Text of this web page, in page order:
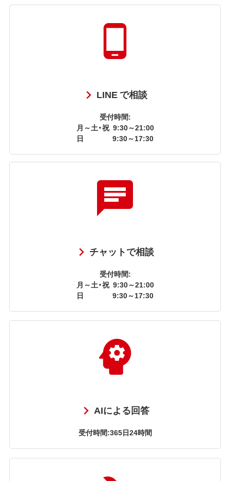
LINE で相談
受付時間:
月～土・祝 9:30～21:00
日
9:30～17:30
チャットで相談
受付時間:
月～土・祝 9:30～21:00
日
9:30～17:30
AIによる回答
受付時間:365日24時間